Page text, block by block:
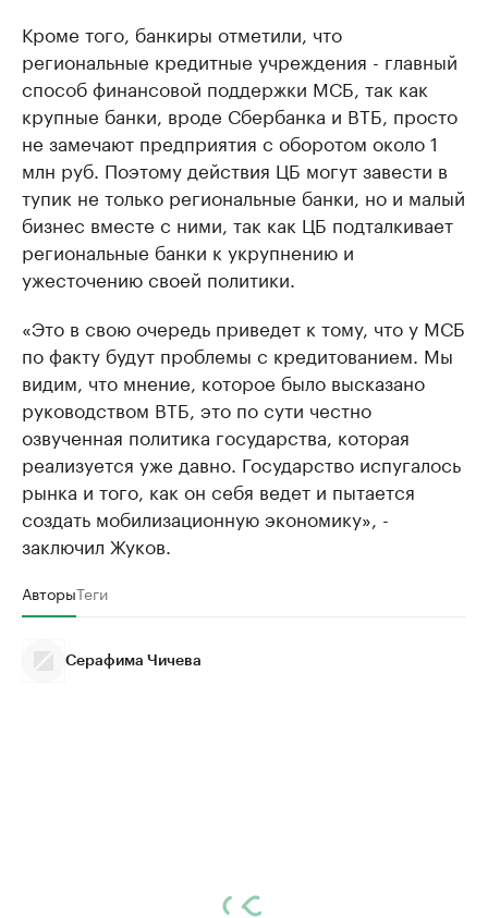
Кроме того, банкиры отметили, что
региональные кредитные учреждения - главный
способ финансовой поддержки МСБ, так как
крупные банки, вроде Сбербанка и ВТБ, просто
не замечают предприятия с оборотом около 1
млн руб. Поэтому действия ЦБ могут завести в
тупик не только региональные банки, но и малый
бизнес вместе с ними, так как ЦБ подталкивает
региональные банки к укрупнению и
ужесточению своей политики.
«Это в свою очередь приведет к тому, что у МСБ
по факту будут проблемы с кредитованием. Мы
видим, что мнение, которое было высказано
руководством ВТБ, это по сути честно
озвученная политика государства, которая
реализуется уже давно. Государство испугалось
рынка и того, как он себя ведет и пытается
создать мобилизационную экономику», -
заключил Жуков.
АвторыТеги
Серафима Чичева